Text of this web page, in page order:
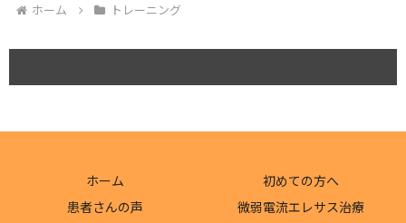
ホーム トレーニング
ホーム
初めての方へ
患者さんの声
微弱電流エレサス治療